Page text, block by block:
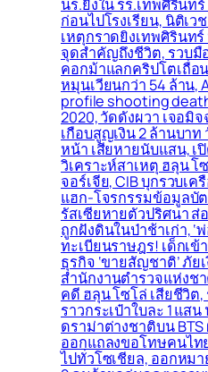
นร.ยิงใน รร.เทพศิรินท
ก่อนไปโรงเรียน, นิติเว
เหตุกราดยิงเทพศิรินท
จุดสำคัญถึงชีวิต, รวบมื
คอกม้าแลกคริปโตเถื่
หมุนเวียนกว่า 54 ล้าน,
profile shooting
2020, วัดดังผวา เจอมิ
เกือบสูญเงิน 2 ล้านบา
หน้า เสียหายนับแสน,
วิเคราะห์สาเหตุ ฮลุน โ
จอร์เจีย, CIB บุกรวบเ
แฮก-โจรกรรมข้อมูลบั
รัสเซียหายตัวปริศนา ส่
ถูกฝังดินในป่าช้าเก่า, ‘
ทะเบียนราษฎร! เด็กเข้
ธุรกิจ ‘ขายสัญชาติ’ ภัย
สำนักงานตำรวจแห่งช
คดี ฮลุน โซโล่ เสียชีวิต,
ราวกระเป๋าใบละ 1 แส
ดราม่าต่างชาติบน
ออกแถลงขอโทษคนไท
ไปทั่วโซเชียล, ออกหมา